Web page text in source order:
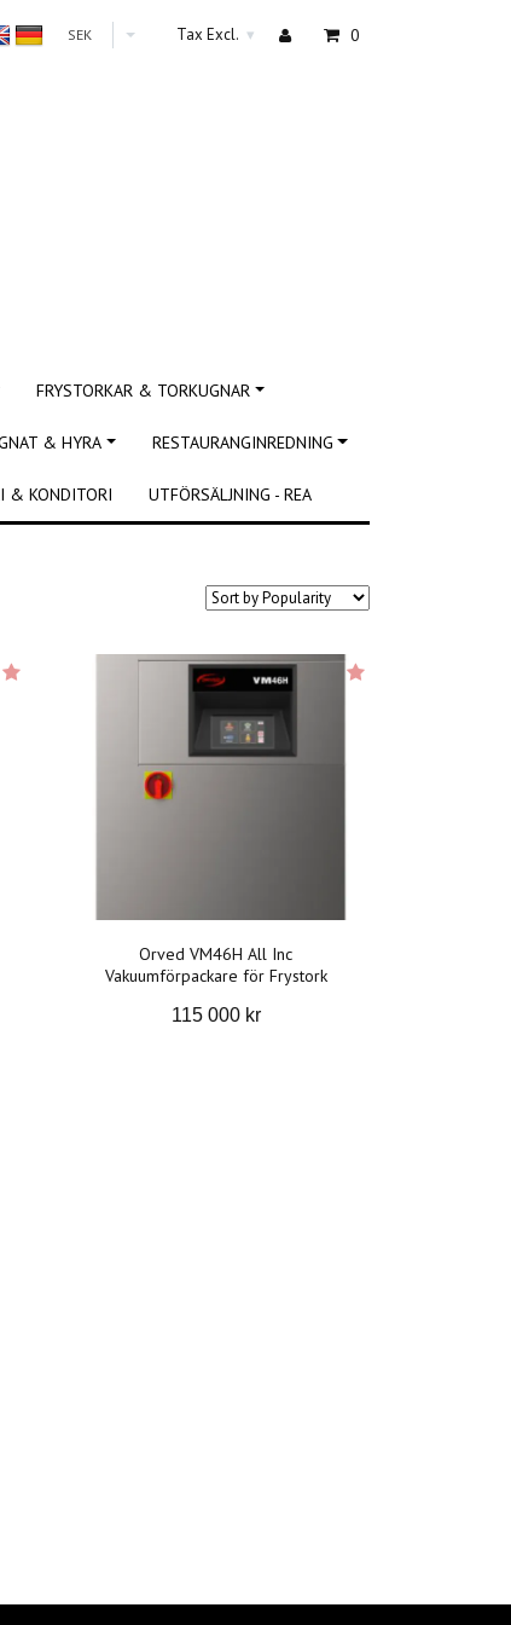
SEK Tax Excl. ▾ 0
FRYSTORKAR & TORKUGNAR
& HYRA RESTAURANGINREDNING
& KONDITORI UTFÖRSÄLJNING - REA
Orved VM46H All Inc
Vakuumförpackare för Frystork
115 000 kr